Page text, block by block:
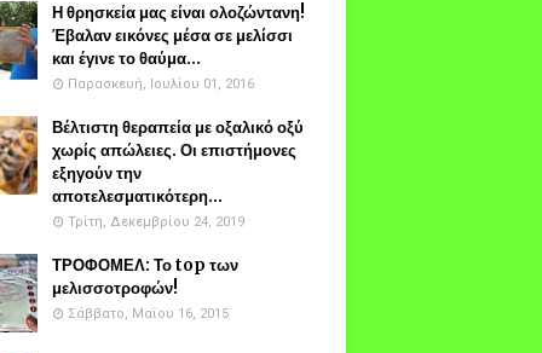
Η θρησκεία μας είναι ολοζώντανη!
Έβαλαν εικόνες μέσα σε μελίσσι
και έγινε το θαύμα...
Παρασκευή, Ιουλίου 01, 2016
Βέλτιστη θεραπεία με οξαλικό οξύ
χωρίς απώλειες. Οι επιστήμονες
εξηγούν την
αποτελεσματικότερη...
Τρίτη, Δεκεμβρίου 24, 2019
ΤΡΟΦΟΜΕΛ: Το top των
μελισσοτροφών!
Σάββατο, Μαΐου 16, 2015